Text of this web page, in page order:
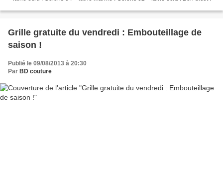
Grille gratuite du vendredi : Embouteillage de
saison !
Publié le 09/08/2013 à 20:30
Par BD couture